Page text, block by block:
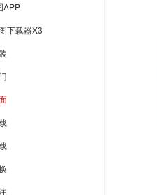
APP
下载器X3